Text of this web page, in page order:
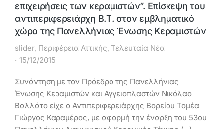
επιχειρήσεις των κεραμιστών”. Επίσκεψη του
αντιπεριφερειάρχη Β.Τ. στον εμβληματικό
χώρο της Πανελλήνιας Ένωσης Κεραμιστών
slider, Περιφέρεια Αττικής, Τελευταία Νέα
15/12/2015
Συνάντηση με τον Πρόεδρο της Πανελλήνιας
Ένωσης Κεραμιστών και Αγγειοπλαστών Νικόλαο
Βαλλάτο είχε ο Αντιπεριφερειάρχης Βορείου Τομέα
Γιώργος Καραμέρος, με αφορμή την έναρξη του 53ου